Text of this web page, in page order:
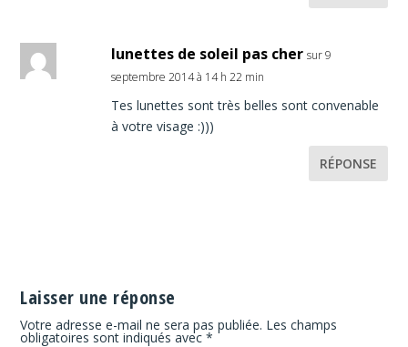
lunettes de soleil pas cher sur 9
septembre 2014 à 14 h 22 min
Tes lunettes sont très belles sont convenable
à votre visage :)))
RÉPONSE
Laisser une réponse
Votre adresse e-mail ne sera pas publiée. Les champs
obligatoires sont indiqués avec*